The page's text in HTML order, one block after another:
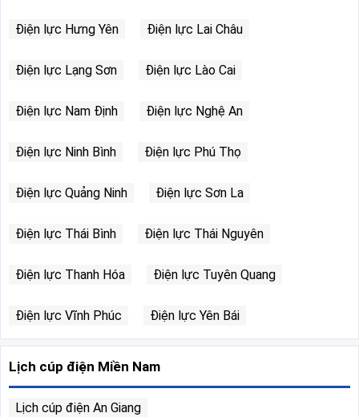
Điện lực Hưng Yên Điện lực Lai Châu
Điện lực Lạng Sơn Điện lực Lào Cai
Điện lực Nam Định Điện lực Nghệ An
Điện lực Ninh Bình Điện lực Phú Thọ
Điện lực Quảng Ninh Điện lực Sơn La
Điện lực Thái Bình Điện lực Thái Nguyên
Điện lực Thanh Hóa Điện lực Tuyên Quang
Điện lực Vĩnh Phúc Điện lực Yên Bái
Lịch cúp điện Miền Nam
Lịch cúp điện An Giang